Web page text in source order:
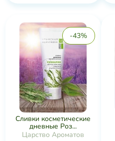
-43%
Сливки косметические
дневные Роз...
Царство Ароматов